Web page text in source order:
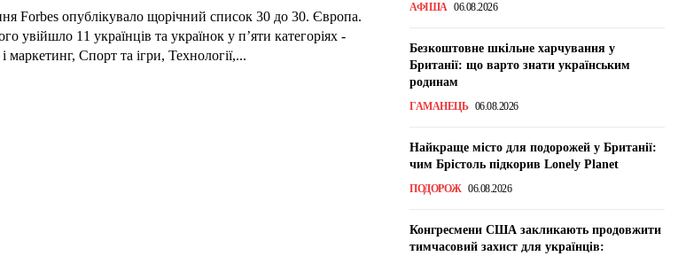
Forbes опублікувало щорічний список 30 до 30. Європа.
увійшло 11 українців та українок у п’яти категоріях -
маркетинг, Спорт та ігри, Технології,...
АФІША 06.08.2026
Безкоштовне шкільне харчування у
Британії: що варто знати українським
родинам
ГАМАНЕЦЬ 06.08.2026
Найкраще місто для подорожей у Британії:
чим Брістоль підкорив Lonely Planet
ПОДОРОЖ 06.08.2026
Конгресмени США закликають продовжити
тимчасовий захист для українців: